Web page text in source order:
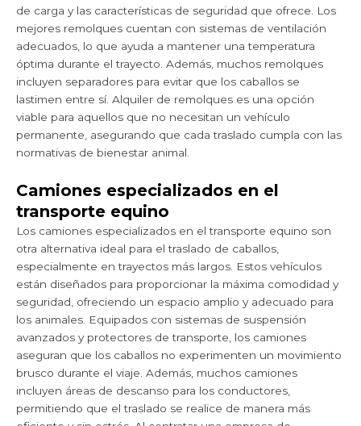
de carga y las características de seguridad que ofrece. Los
mejores remolques cuentan con sistemas de ventilación
adecuados, lo que ayuda a mantener una temperatura
óptima durante el trayecto. Además, muchos remolques
incluyen separadores para evitar que los caballos se
lastimen entre sí. Alquiler de remolques es una opción
viable para aquellos que no necesitan un vehículo
permanente, asegurando que cada traslado cumpla con las
normativas de bienestar animal.
Camiones especializados en el
transporte equino
Los camiones especializados en el transporte equino son
otra alternativa ideal para el traslado de caballos,
especialmente en trayectos más largos. Estos vehículos
están diseñados para proporcionar la máxima comodidad y
seguridad, ofreciendo un espacio amplio y adecuado para
los animales. Equipados con sistemas de suspensión
avanzados y protectores de transporte, los camiones
aseguran que los caballos no experimenten un movimiento
brusco durante el viaje. Además, muchos camiones
incluyen áreas de descanso para los conductores,
permitiendo que el traslado se realice de manera más